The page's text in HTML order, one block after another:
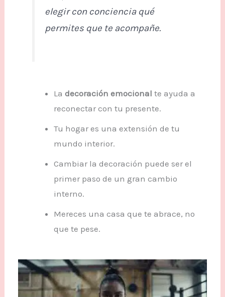
elegir con conciencia qué
permites que te acompañe.
Ladecoración emocional te ayuda a
reconectar con tu presente.
Tu hogar es una extensión de tu
mundo interior.
Cambiar la decoración puede ser el
primer paso de un gran cambio
interno.
Mereces una casa que te abrace, no
que te pese.